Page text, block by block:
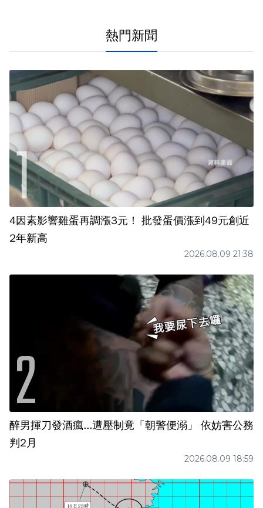
熱門新聞
4因素影響雞蛋再調漲3元！ 批發蛋價漲到49元創近
2年新高
2026.08.09 21:38
醉男揮刀發酒瘋...遭壓制竟「朝警便溺」 依妨害公務
判2月
2026.08.09 18:59